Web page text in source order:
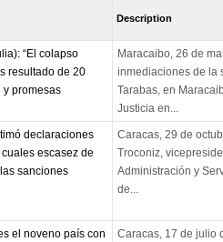
Description
“El colapso
resultado de 20
promesas
Maracaibo, 26 de
inmediaciones de la
Tarabas, en
Justicia en...
declaraciones
escasez de
sanciones
Caracas, 29 de
Troconiz,
Administración y
de...
el noveno país con
Caracas, 17 de julio